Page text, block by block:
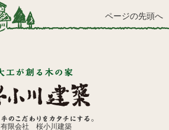
ページの先頭へ
有限会社 桜小川建築